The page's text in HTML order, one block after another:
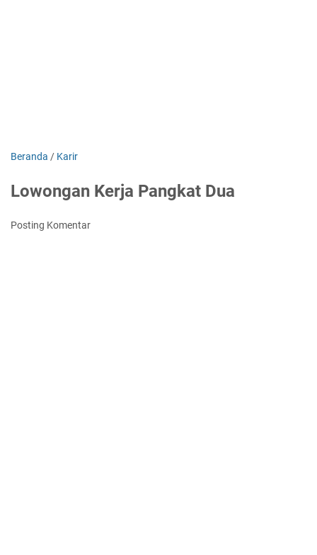
Beranda / Karir
Lowongan Kerja Pangkat Dua
Posting Komentar